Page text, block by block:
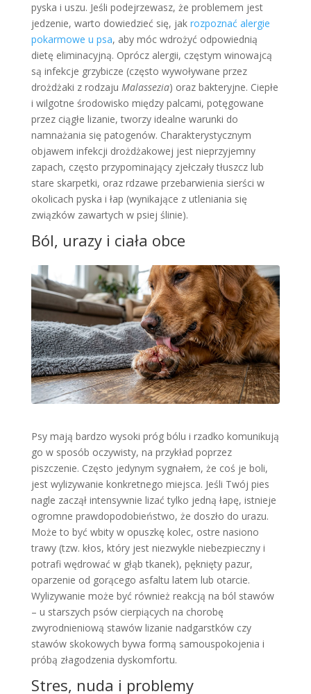
pyska i uszu. Jeśli podejrzewasz, że problemem jest
jedzenie, warto dowiedzieć się, jak rozpoznać alergie
pokarmowe u psa, aby móc wdrożyć odpowiednią
dietę eliminacyjną. Oprócz alergii, częstym winowajcą
są infekcje grzybicze (często wywoływane przez
drożdżaki z rodzaju Malassezia) oraz bakteryjne. Ciepłe
i wilgotne środowisko między palcami, potęgowane
przez ciągłe lizanie, tworzy idealne warunki do
namnażania się patogenów. Charakterystycznym
objawem infekcji drożdżakowej jest nieprzyjemny
zapach, często przypominający zjełczały tłuszcz lub
stare skarpetki, oraz rdzawe przebarwienia sierści w
okolicach pyska i łap (wynikające z utleniania się
związków zawartych w psiej ślinie).
Ból, urazy i ciała obce
Psy mają bardzo wysoki próg bólu i rzadko komunikują
go w sposób oczywisty, na przykład poprzez
piszczenie. Często jedynym sygnałem, że coś je boli,
jest wylizywanie konkretnego miejsca. Jeśli Twój pies
nagle zaczął intensywnie lizać tylko jedną łapę, istnieje
ogromne prawdopodobieństwo, że doszło do urazu.
Może to być wbity w opuszkę kolec, ostre nasiono
trawy (tzw. kłos, który jest niezwykle niebezpieczny i
potrafi wędrować w głąb tkanek), pęknięty pazur,
oparzenie od gorącego asfaltu latem lub otarcie.
Wylizywanie może być również reakcją na ból stawów
– u starszych psów cierpiących na chorobę
zwyrodnieniową stawów lizanie nadgarstków czy
stawów skokowych bywa formą samouspokojenia i
próbą złagodzenia dyskomfortu.
Stres, nuda i problemy